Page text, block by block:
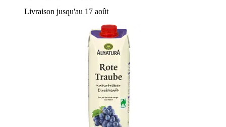
Livraison jusqu'au 17 août